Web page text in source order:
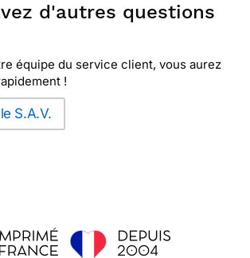
d'autres questions
équipe du service client, vous aurez
!
S.A.V.